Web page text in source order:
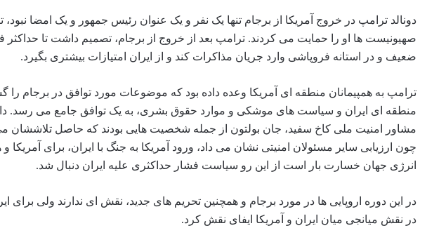
دونالد ترامپ در خروج آمریکا از برجام تنها یک نفر و یک عنوان رئیس جمهور و یک امضا
صهیونیست ها او را حمایت می کردند. ترامپ بعد از خروج از برجام، تصمیم داشت تا حداکثر
ضعیف و در استانه فروپاشی وارد جریان مذاکرات کند و از ایران امتیازات بیشتری بگیرد.
ترامپ به همپیمانان منطقه ای آمریکا وعده داده بود که موضوعات مورد توافق در برجام را
منطقه ای ایران و سیاست های موشکی و موارد حقوق بشری، به یک توافق جامع می رسد.
مشاور امنیت ملی کاخ سفید، جان بولتون از جمله شخصیت هایی بودند که حاصل تلاششان می
چون ارزیابی‌ سایر مسئولان امنیتی نشان می داد، ورود آمریکا به جنگ با ایران، برای
انرژی جهان خسارت ‌بار است از این رو سیاست فشار حداکثری علیه ایران دنبال شد.
در این دوره اروپایی‌ ها در مورد برجام و همچنین تحریم های جدید، نقش ای ندارند ولی برای
در نقش میانجی میان ایران و آمریکا ایفای نقش کرد.